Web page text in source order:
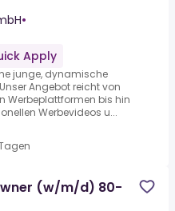
•
Apply
junge, dynamische
Angebot reicht von
Werbeplattformen bis hin
Werbevideos u...
(w/m/d) 80-